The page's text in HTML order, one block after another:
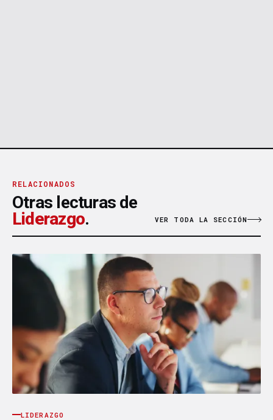
RELACIONADOS
Otras lecturas de
Liderazgo. VER TODA LA SECCIÓN
LIDERAZGO